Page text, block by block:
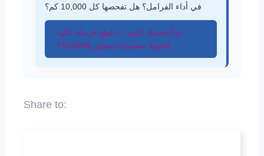
في أداء الفرامل؟ هل تفحصها كل 10,000 كم؟
ابدأ فحصك اليوم — قطع فرملة عالية
الجودة مضمونة بمعايير TS16949